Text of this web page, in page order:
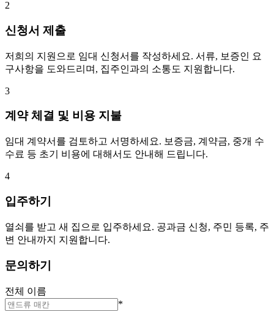
2
신청서 제출
저희의 지원으로 임대 신청서를 작성하세요. 서류, 보증인 요
구사항을 도와드리며, 집주인과의 소통도 지원합니다.
3
계약 체결 및 비용 지불
임대 계약서를 검토하고 서명하세요. 보증금, 계약금, 중개 수
수료 등 초기 비용에 대해서도 안내해 드립니다.
4
입주하기
열쇠를 받고 새 집으로 입주하세요. 공과금 신청, 주민 등록, 주
변 안내까지 지원합니다.
문의하기
전체 이름
*